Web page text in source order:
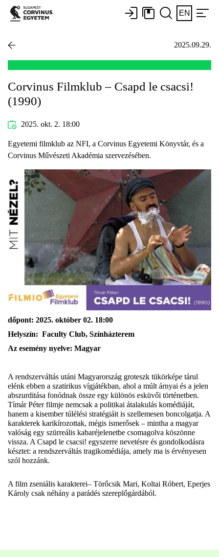
EN
2025.09.29.
Corvinus Filmklub – Csapd le csacsi!
(1990)
2025. okt. 2. 18:00
Egyetemi filmklub az NFI, a Corvinus Egyetemi Könyvtár, és a
Corvinus Művészeti Akadémia szervezésében.
dőpont: 2025. október 02. 18:00
Helyszín: Faculty Club, Színházterem
Az esemény nyelve: Magyar
A rendszerváltás utáni Magyarország groteszk tükörképe tárul
elénk ebben a szatirikus vígjátékban, ahol a múlt árnyai és a jelen
abszurditása fonódnak össze egy különös esküvői történetben.
Tímár Péter filmje nemcsak a politikai átalakulás komédiáját,
hanem a kisember túlélési stratégiáit is szellemesen boncolgatja. A
karakterek karikírozottak, mégis ismerősek – mintha a magyar
valóság egy szürreális kabaréjelenetbe csomagolva köszönne
vissza. A Csapd le csacsi! egyszerre nevetésre és gondolkodásra
késztet: a rendszerváltás tragikomédiája, amely ma is érvényesen
szól hozzánk.
A film zseniális karakterei– Törőcsik Mari, Koltai Róbert, Eperjes
Károly csak néhány a parádés szereplőgárdából.